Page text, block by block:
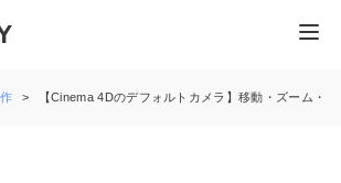
【Cinema 4Dのデフォルトカメラ】移動・ズーム・